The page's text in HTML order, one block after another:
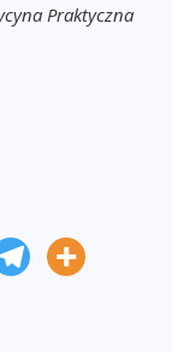
Praktyczna